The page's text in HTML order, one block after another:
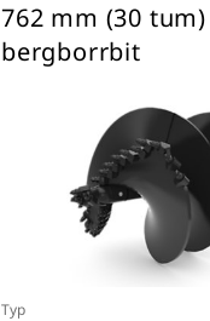
762 mm (30 tum)
bergborrbit
Typ